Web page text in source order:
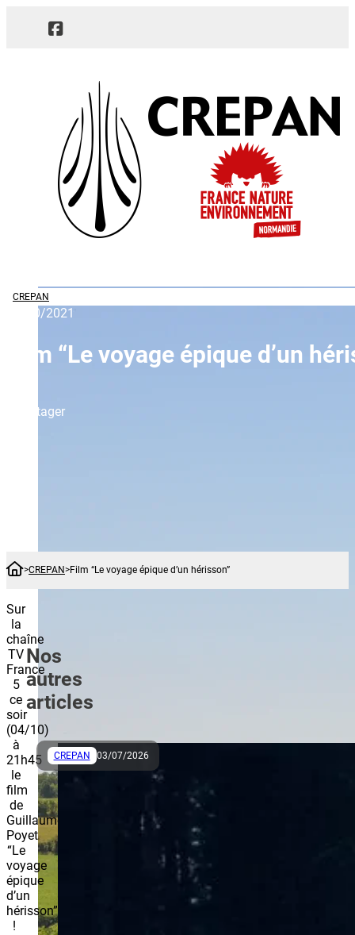
CREPAN
04/10/2021
Film “Le voyage épique d’un
Partager
AccueilCREPAN Film “Le voyage épique d’un hérisson”
Sur
la
chaîne
TV
France
5
ce
soir
(04/10)
à
21h45
le
film
de
Guillaume
Poyet
“Le
voyage
épique
d’un
hérisson”
!
Nos
autres
articles
CREPAN 03/07/2026